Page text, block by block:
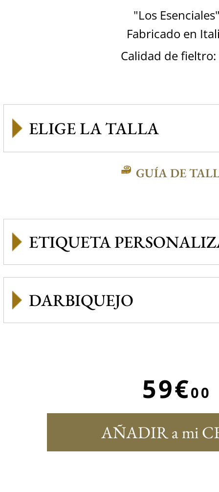
"Los
Fabricado en
Calidad de fieltro:
GUÍA DE
ETIQUETA
DARBIQUEJO
59€00
AÑADIR a mi